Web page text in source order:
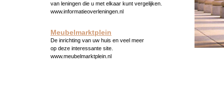
van leningen die u met elkaar kunt vergelijken.
www.informatieoverleningen.nl
Meubelmarktplein
De inrichting van uw huis en veel meer
op deze interessante site.
www.meubelmarktplein.nl